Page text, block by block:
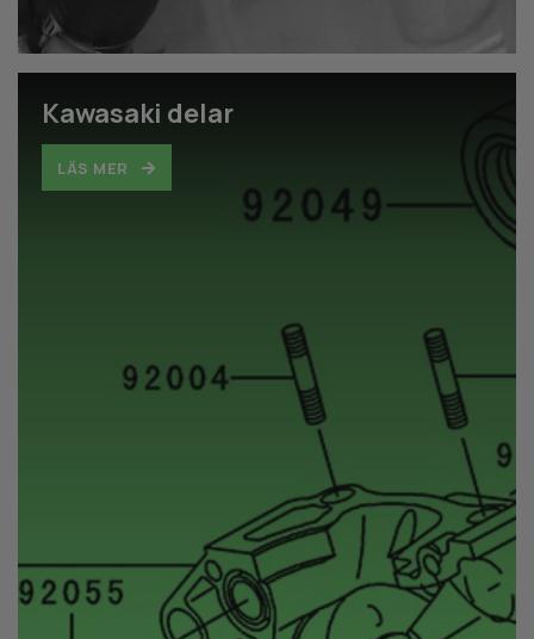
Kawasaki delar
LÄS MER